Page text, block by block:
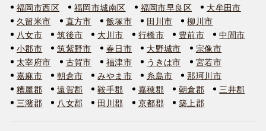
福岡市西区
福岡市城南区 福岡市早良区
大牟田市
久留米市
直方市 飯塚市 田川市
柳川市
八女市
筑後市 大川市 行橋市 豊前市
中間市
小郡市
筑紫野市 春日市 大野城市
宗像市
太宰府市
古賀市 福津市 うきは市
宮若市
嘉麻市
朝倉市 みやま市 糸島市
那珂川市
糟屋郡
遠賀郡 鞍手郡 嘉穂郡 朝倉郡
三井郡
三潴郡
八女郡 田川郡 京都郡 築上郡